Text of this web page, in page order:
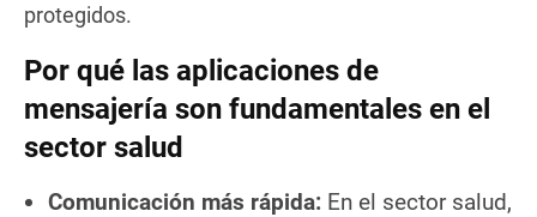
protegidos.
Por qué las aplicaciones de
mensajería son fundamentales en el
sector salud
Comunicación más rápida: En el sector salud,